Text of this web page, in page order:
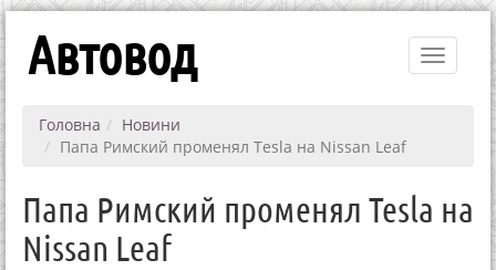
Toggle
Автовод
Головна
Новини
Папа Римский променял Tesla на Nissan Leaf
Папа Римский променял Tesla на
Nissan Leaf